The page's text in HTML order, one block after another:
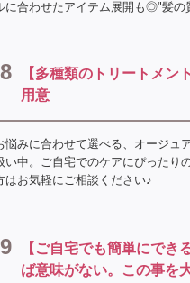
に合わせたアイテム展開も◎"髪の
8
【多種類のトリートメン
用意
悩みに合わせて選べる、オージュ
い中。ご自宅でのケアにぴったり
はお気軽にご相談ください♪
9
【ご自宅でも簡単にでき
ば意味がない。この事を